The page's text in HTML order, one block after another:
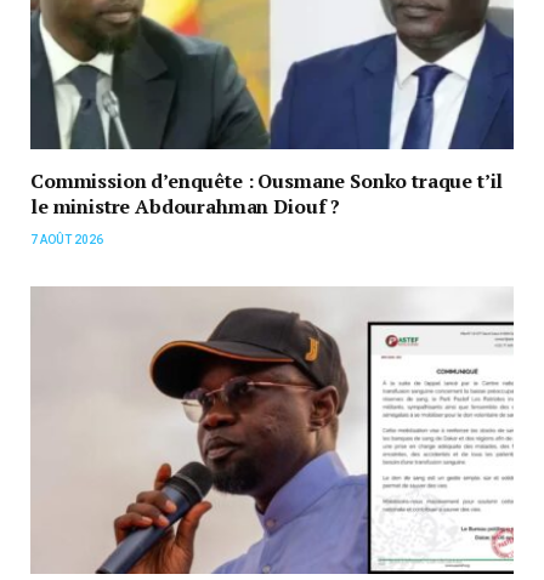
Commission d’enquête : Ousmane Sonko traque t’il
le ministre Abdourahman Diouf ?
7 AOÛT 2026